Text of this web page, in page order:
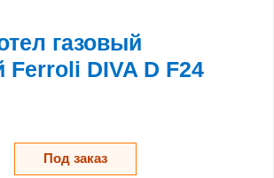
газовый
Ferroli DIVA D F24
Под заказ